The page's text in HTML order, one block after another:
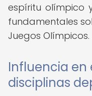
espíritu olímpico
fundamentales
Juegos Olímpicos.
Influencia en
disciplinas